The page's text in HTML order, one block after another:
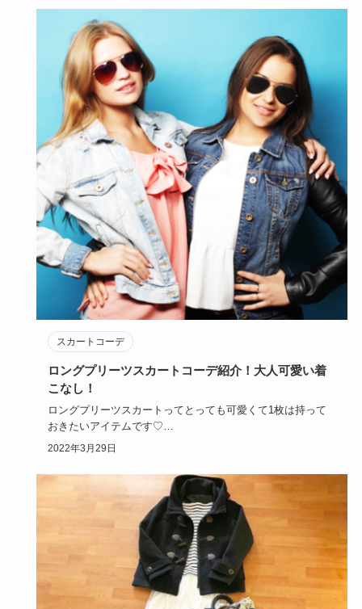
スカートコーデ
ロングプリーツスカートコーデ紹介！大人可愛い着
こなし！
ロングプリーツスカートってとっても可愛くて1枚は持って
おきたいアイテムです♡
サラサラの着心地や、ふわふわのシルエットが…
2022年3月29日